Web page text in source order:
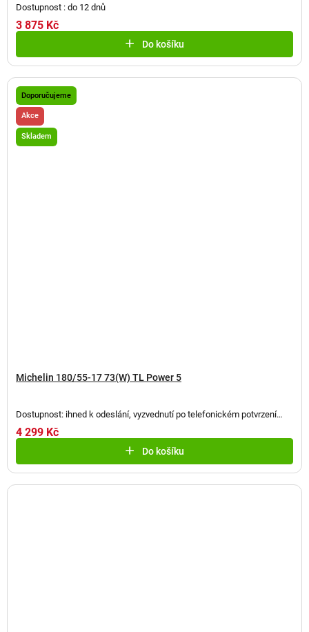
Dostupnost : do 12 dnů
3 875 Kč
Do košíku
Akce
Doporučujeme
Skladem
Michelin 180/55-17 73(W) TL Power 5
Dostupnost: ihned k odeslání, vyzvednutí po telefonickém potvrzení
1 ks)
4 299 Kč
Do košíku